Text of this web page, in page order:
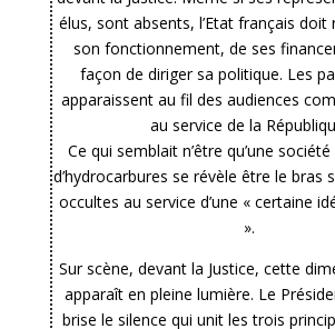
élus, sont absents, l’Etat français doit
son fonctionnement, de ses
façon de diriger sa politique. Les
apparaissent au fil des audiences
au service de la
Ce qui semblait n’être qu’une
d’hydrocarbures se révèle être le bras
occultes au service d’une « certaine
».
Sur scène, devant la Justice, cette
apparaît en pleine lumière. Le
brise le silence qui unit les trois